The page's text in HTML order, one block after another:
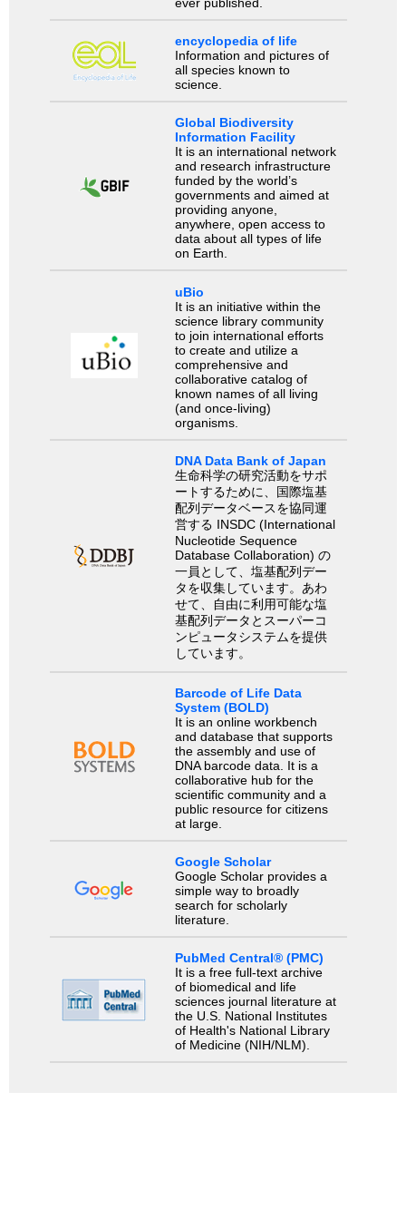
encyclopedia of life
Information and pictures of
all species known to
science.
Global Biodiversity
Information Facility
It is an international network
and research infrastructure
funded by the world’s
governments and aimed at
providing anyone,
anywhere, open access to
data about all types of life
on Earth.
uBio
It is an initiative within the
science library community
to join international efforts
to create and utilize a
comprehensive and
collaborative catalog of
known names of all living
(and once-living)
organisms.
DNA Data Bank of Japan
生命科学の研究活動をサポ
ートするために、国際塩基
配列データベースを協同運
営する INSDC (International
Nucleotide Sequence
Database Collaboration) の
一員として、塩基配列デー
タを収集しています。あわ
せて、自由に利用可能な塩
基配列データとスーパーコ
ンピュータシステムを提供
しています。
Barcode of Life Data
System (BOLD)
It is an online workbench
and database that supports
the assembly and use of
DNA barcode data. It is a
collaborative hub for the
scientific community and a
public resource for citizens
at large.
Google Scholar
Google Scholar provides a
simple way to broadly
search for scholarly
literature.
PubMed Central® (PMC)
It is a free full-text archive
of biomedical and life
sciences journal literature at
the U.S. National Institutes
of Health's National Library
of Medicine (NIH/NLM).